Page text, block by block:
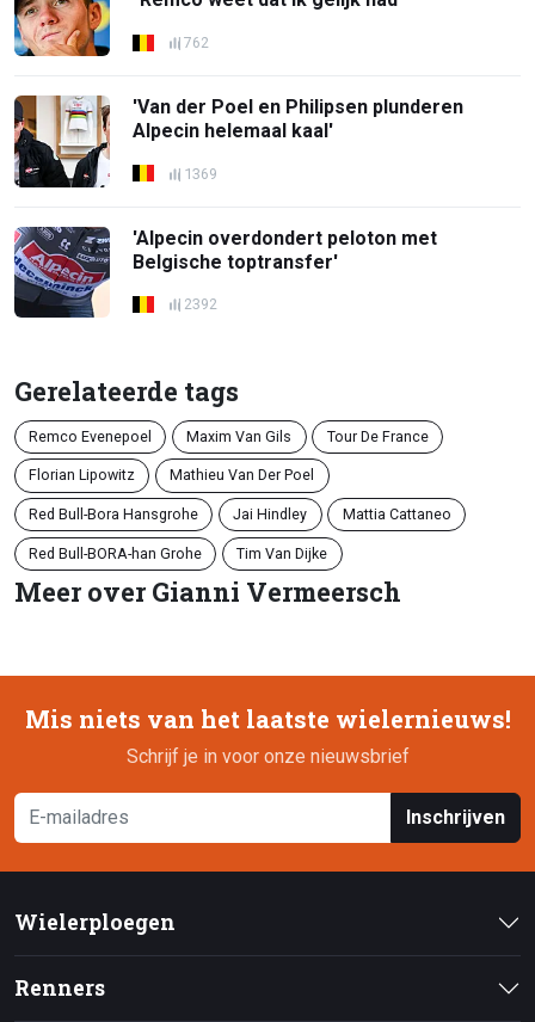
762
'Van der Poel en Philipsen plunderen
Alpecin helemaal kaal'
1369
'Alpecin overdondert peloton met
Belgische toptransfer'
2392
Gerelateerde tags
Remco Evenepoel Maxim Van Gils Tour De France
Florian Lipowitz Mathieu Van Der Poel
Red Bull-Bora Hansgrohe Jai Hindley Mattia Cattaneo
Red Bull-BORA-han Grohe Tim Van Dijke
Meer over Gianni Vermeersch
Mis niets van het laatste wielernieuws!
Schrijf je in voor onze nieuwsbrief
Inschrijven
Wielerploegen
Renners